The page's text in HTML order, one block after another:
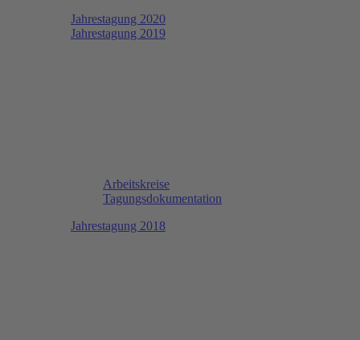
Jahrestagung 2020
Jahrestagung 2019
Arbeitskreise
Tagungsdokumentation
Jahrestagung 2018